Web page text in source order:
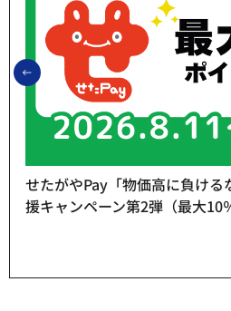
前のスライドを表示
せたがやPay「物価高に負け
援キャンペーン第2弾（最大10